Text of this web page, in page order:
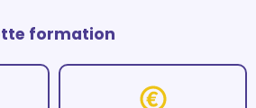
formation